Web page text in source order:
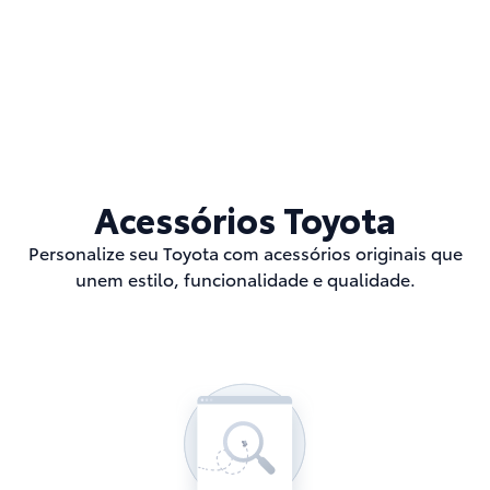
Acessórios Toyota
Personalize seu Toyota com acessórios originais que
unem estilo, funcionalidade e qualidade.